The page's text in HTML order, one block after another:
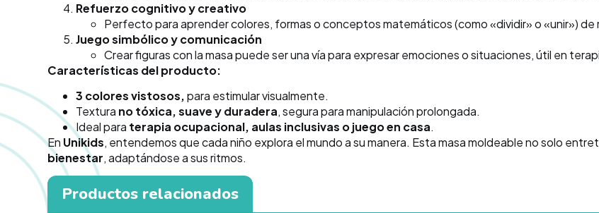
Refuerzo cognitivo y creativo
Perfecto para aprender colores, formas o conceptos matemáticos (como «dividir» o «unir») de
Juego simbólico y comunicación
Crear figuras con la masa puede ser una vía para expresar emociones o situaciones, útil en
Características del producto:
3 colores vistosos,para estimular visualmente.
Textura no tóxica, suave y duradera, segura para manipulación prolongada.
Ideal para terapia ocupacional, aulas inclusivas o juego en casa.
En Unikids, entendemos que cada niño explora el mundo a su manera. Esta masa moldeable no solo
bienestar, adaptándose a sus ritmos.
Productos relacionados